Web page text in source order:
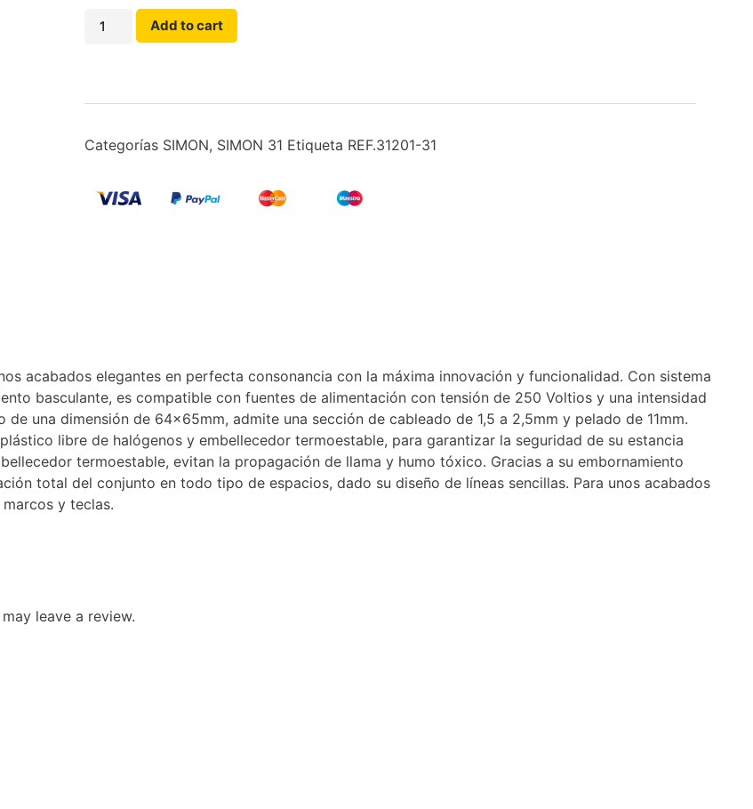
Add to cart
Categorías SIMON, SIMON 31 Etiqueta REF.31201-31
acabados elegantes en perfecta consonancia con la máxima innovación y funcionalidad. Con sistema
basculante, es compatible con fuentes de alimentación con tensión de 250 Voltios y una intensidad
una dimensión de 64x65mm, admite una sección de cableado de 1,5 a 2,5mm y pelado de 11mm.
libre de halógenos y embellecedor termoestable, para garantizar la seguridad de su estancia
termoestable, evitan la propagación de llama y humo tóxico. Gracias a su embornamiento
total del conjunto en todo tipo de espacios, dado su diseño de líneas sencillas. Para unos acabados
y teclas.
leave a review.